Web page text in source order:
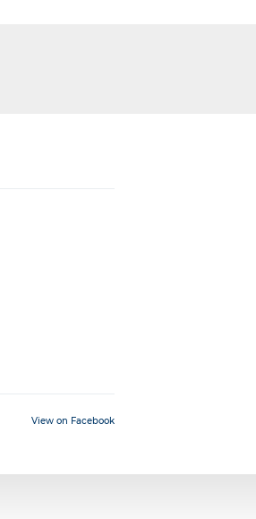
View on Facebook